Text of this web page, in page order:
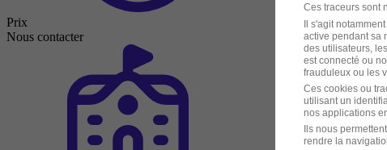
Prix
Nous contacter
Ces traceurs sont
Il s'agit notamment
active pendant sa
des utilisateurs,
est connecté ou
frauduleux ou les
Ces cookies ou
utilisant un
nos applications
Ils nous
rendre la